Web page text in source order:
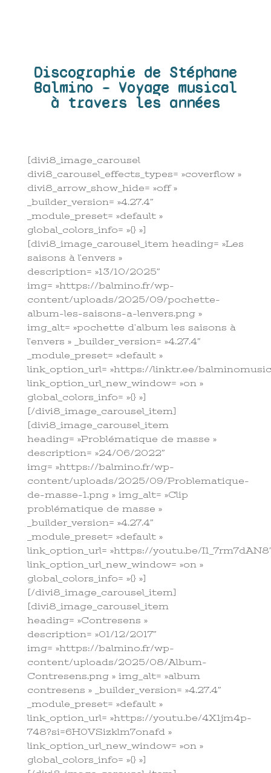
Discographie de Stéphane
Balmino – Voyage musical
à travers les années
[divi8_image_carousel
divi8_carousel_effects_types= »coverflow »
divi8_arrow_show_hide= »off »
_builder_version= »4.27.4″
_module_preset= »default »
global_colors_info= »{} »]
[divi8_image_carousel_item heading= »Les
saisons à l’envers »
description= »13/10/2025″
img= »https://balmino.fr/wp-
content/uploads/2025/09/pochette-
album-les-saisons-a-lenvers.png »
img_alt= »pochette d’album les saisons à
l’envers » _builder_version= »4.27.4″
_module_preset= »default »
link_option_url= »https://linktr.ee/balminomusic
link_option_url_new_window= »on »
global_colors_info= »{} »]
[/divi8_image_carousel_item]
[divi8_image_carousel_item
heading= »Problématique de masse »
description= »24/06/2022″
img= »https://balmino.fr/wp-
content/uploads/2025/09/Problematique-
de-masse-1.png » img_alt= »Clip
problématique de masse »
_builder_version= »4.27.4″
_module_preset= »default »
link_option_url= »https://youtu.be/
link_option_url_new_window= »on »
global_colors_info= »{} »]
[/divi8_image_carousel_item]
[divi8_image_carousel_item
heading= »Contresens »
description= »01/12/2017″
img= »https://balmino.fr/wp-
content/uploads/2025/08/Album-
Contresens.png » img_alt= »album
contresens » _builder_version= »4.27.4″
_module_preset= »default »
link_option_url= »https://youtu.be/4X1jm4p-
748?si=6H0VSizklm7onafd »
link_option_url_new_window= »on »
global_colors_info= »{} »]